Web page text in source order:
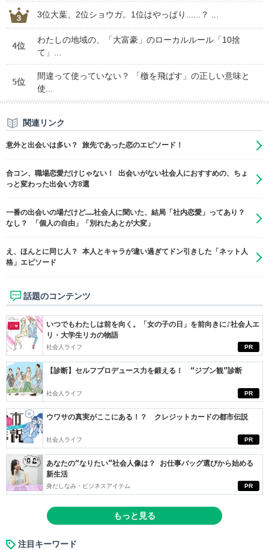
3位大葉、2位ショウガ。1位はやっぱり......？ ...
4位
わたしの地域の、「大富豪」のローカルルール「10捨
て」...
5位
間違って使っていない？ 「檄を飛ばす」の正しい意味と
使...
関連リンク
意外と出会いは多い？ 旅先であった恋のエピソード！
合コン、職場恋愛だけじゃない！ 出会いがない社会人におすすめの、ちょ
っと変わった出会い方8選
一番の出会いの場だけど……社会人に聞いた、結局「社内恋愛」ってあり？
なし？ 「個人の自由」「別れたあとが大変」
え、ほんとに同じ人？ 本人とキャラが違い過ぎてドン引きした「ネット人
格」エピソード
話題のコンテンツ
PR
いつでもわたしは前を向く。「女の子の日」を前向きに♪社会人エ
リ・大学生リカの物語
社会人ライフ
PR
【診断】セルフプロデュース力を鍛える！ “ジブン観”診断
社会人ライフ
PR
ウワサの真実がここにある！？ クレジットカードの都市伝説
社会人ライフ
PR
あなたの“なりたい”社会人像は？ お仕事バッグ選びから始める
新生活
身だしなみ・ビジネスアイテム
もっと見る
注目キーワード